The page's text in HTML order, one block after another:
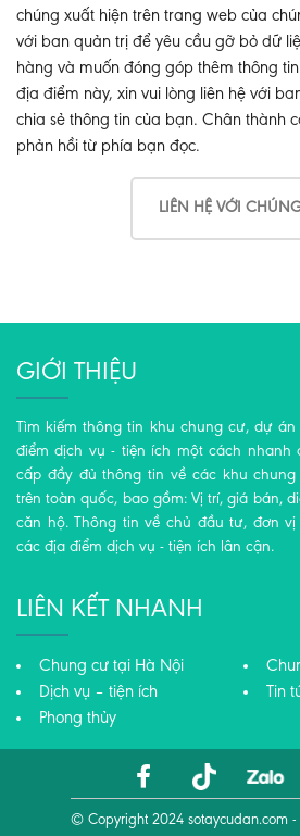
chúng xuất hiện trên trang web của
với ban quản trị để yêu cầu gỡ bỏ dữ
hàng và muốn đóng góp thêm thông
địa điểm này, xin vui lòng liên hệ với
chia sẻ thông tin của bạn. Chân thành
phản hồi từ phía bạn đọc.
LIÊN HỆ VỚI
GIỚI THIỆU
Tìm kiếm thông tin khu chung cư, dự
điểm dịch vụ - tiện ích một cách nhanh
cấp đầy đủ thông tin về các khu
trên toàn quốc, bao gồm: Vị trí, giá bán,
căn hộ. Thông tin về chủ đầu tư, đơn
các địa điểm dịch vụ - tiện ích lân cận.
LIÊN KẾT NHANH
Chung cư tại Hà Nội
Dịch vụ – tiện ích
Tin
Phong thủy
© Copyright 2024 sotaycudan.com-